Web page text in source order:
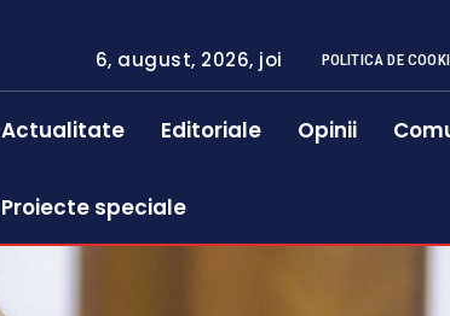
6, august, 2026, joi POLITICA DE
Actualitate Editoriale Opinii
Proiecte speciale